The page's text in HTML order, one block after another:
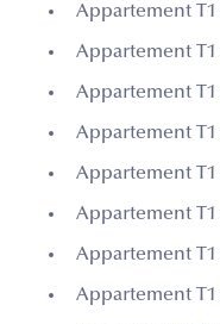
Appartement T1
Appartement T1
Appartement T1
Appartement T1
Appartement T1
Appartement T1
Appartement T1
Appartement T1